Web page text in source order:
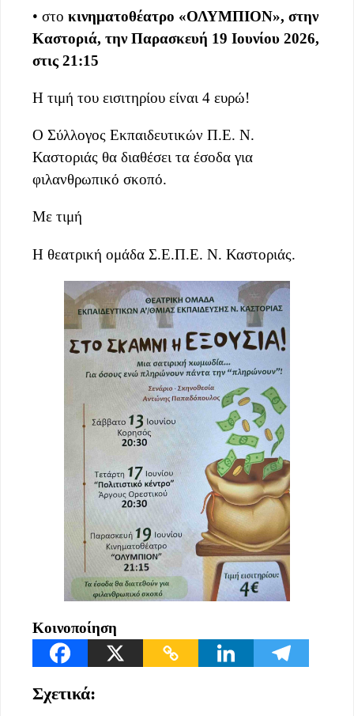
• στο κινηματοθέατρο «ΟΛΥΜΠΙΟΝ», στην
Καστοριά, την Παρασκευή 19 Ιουνίου 2026,
στις 21:15
Η τιμή του εισιτηρίου είναι 4 ευρώ!
Ο Σύλλογος Εκπαιδευτικών Π.Ε. Ν.
Καστοριάς θα διαθέσει τα έσοδα για
φιλανθρωπικό σκοπό.
Με τιμή
Η θεατρική ομάδα Σ.Ε.Π.Ε. Ν. Καστοριάς.
Κοινοποίηση
Σχετικά: